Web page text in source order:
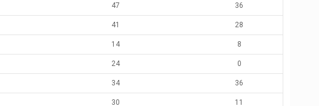
47 36
41 28
14 8
24 0
34 36
30 11